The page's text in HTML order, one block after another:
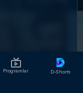
Programlar D-Shorts